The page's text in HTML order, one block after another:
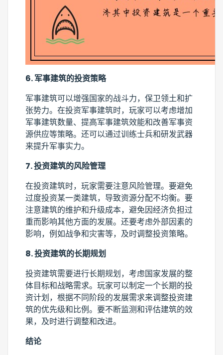
6. 军事建筑的投资策略
军事建筑可以增强国家的战斗力，保卫领土和扩
张势力。在投资军事建筑时，玩家可以考虑增加
军事建筑数量、提高军事建筑效能和改善军事资
源供应等策略。还可以通过训练士兵和研发武器
来提升军事实力。
7. 投资建筑的风险管理
在投资建筑时，玩家需要注意风险管理。要避免
过度投资某一类建筑，导致资源分配不均衡。要
注意建筑的维护和升级成本，避免因经济负担过
重而影响其他方面的发展。还要考虑外部因素的
影响，例如战争和灾害等，及时调整投资策略。
8. 投资建筑的长期规划
投资建筑需要进行长期规划，考虑国家发展的整
体目标和战略需求。玩家可以制定一个长期的投
资计划，根据不同阶段的发展需求来调整投资建
筑的优先级和比例。要不断监测和评估建筑的效
果，及时进行调整和改进。
结论